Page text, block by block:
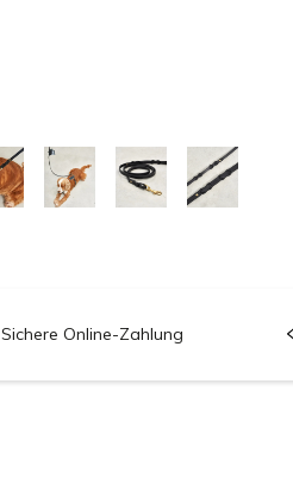
Sichere Online-Zahlung